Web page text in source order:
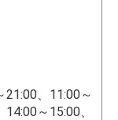
21:00、11:00～
～15:00、